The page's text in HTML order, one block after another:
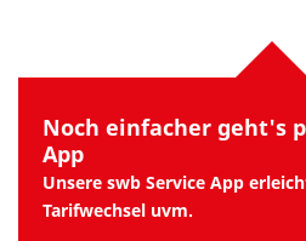
Noch einfacher geht's
App
Unsere swb Service App
Tarifwechsel uvm.